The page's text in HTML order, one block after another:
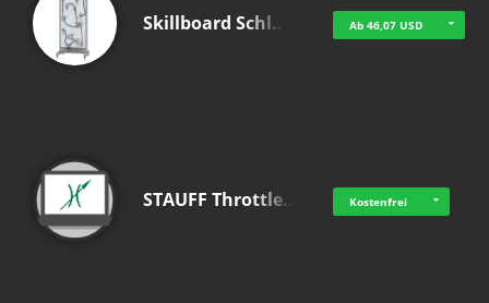
Skillboard Schl… Ab 46,07 USD
STAUFF Throttle… Kostenfrei